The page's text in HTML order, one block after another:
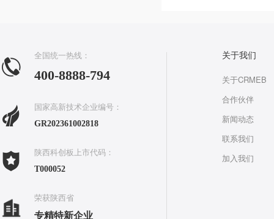
全国统一热线：
400-8888-794
国家高新技术企业编号：
GR202361002818
陕西科创板上市代码：
T000052
荣获陕西省
专精特新企业
关于我们
关于CRMEB
合作伙伴
新闻动态
联系我们
加入我们